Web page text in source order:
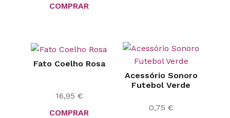
COMPRAR
Fato Coelho Rosa
16,95 €
COMPRAR
Acessório Sonoro
Futebol Verde
0,75 €